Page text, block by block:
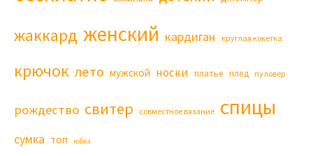
жаккард женский кардиган круглая кокетка
крючок лето мужской носки платье плед пуловер
рождество свитер совместное вязание спицы
сумка топ юбка